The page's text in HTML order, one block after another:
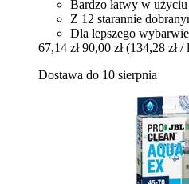
Bardzo łatwy w użyciu
Z 12 starannie
Dla lepszego
67,14 zł 90,00 zł (134,28 zł /
Dostawa do 10 sierpnia